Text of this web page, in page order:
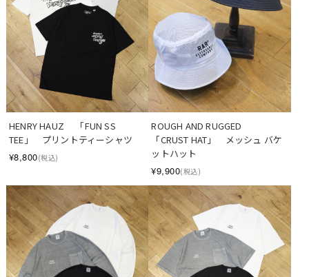
HENRY HAUZ 　「FUN SS
TEE」　プリントティーシャツ
¥8,800(税込)
ROUGH AND RUGGED
「CRUST HAT」　メッシュ バケ
ットハット
¥9,900(税込)